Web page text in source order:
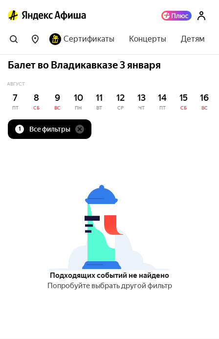
Сертификаты Концерты Детям
Балет во Владикавказе 3 января
АВГУСТ
7
ПТ
8
СБ
9
ВС
10
ПН
11
ВТ
12
СР
13
ЧТ
14
ПТ
15
СБ
16
ВС
1 Все фильтры
Подходящих событий не найдено
Попробуйте выбрать другой фильтр